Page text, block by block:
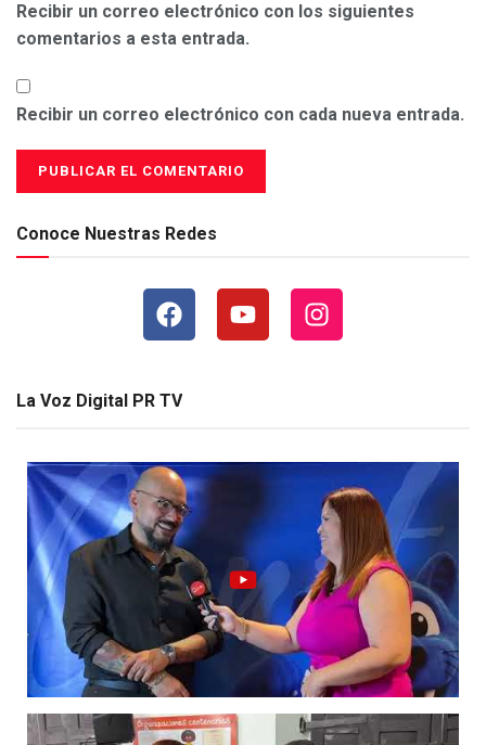
Recibir un correo electrónico con los siguientes
comentarios a esta entrada.
Recibir un correo electrónico con cada nueva entrada.
Conoce Nuestras Redes
La Voz Digital PR TV